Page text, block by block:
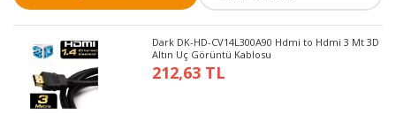
Dark DK-HD-CV14L300A90 Hdmi to Hdmi 3 Mt 3D
Altın Uç Görüntü Kablosu
212,63 TL